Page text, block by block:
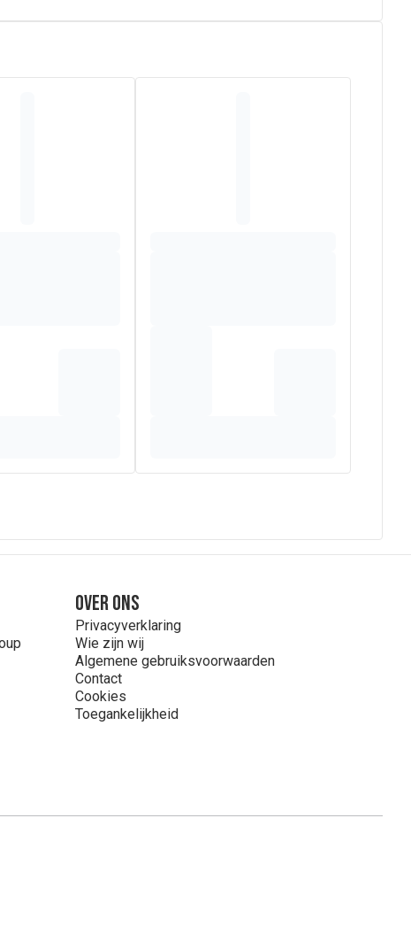
Over ons
Privacyverklaring
Wie zijn wij
Algemene gebruiksvoorwaarden
Contact
Cookies
Toegankelijkheid